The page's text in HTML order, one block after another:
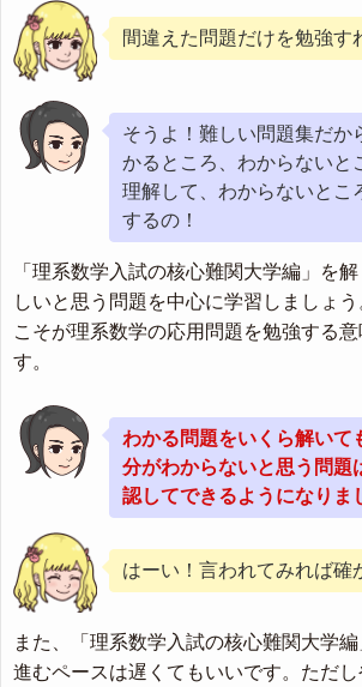
間違えた問題だけを勉強す
そうよ！難しい問題集だか
かるところ、わからないと
理解して、わからないとこ
するの！
「理系数学入試の核心難関大学編」を
しいと思う問題を中心に学習しましょ
こそが理系数学の応用問題を勉強する
す。
わかる問題をいくら解いて
分がわからないと思う問題
認してできるようになりま
はーい！言われてみれば確
また、「理系数学入試の核心難関大学編
進むペースは遅くてもいいです。ただし